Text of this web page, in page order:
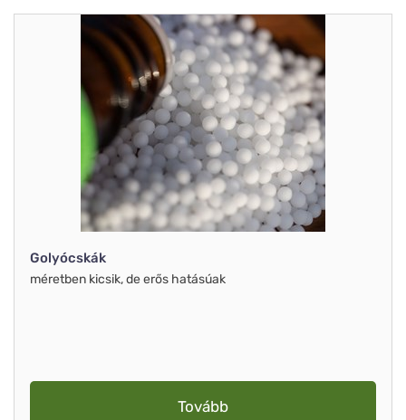
Golyócskák
méretben kicsik, de erős hatásúak
Tovább